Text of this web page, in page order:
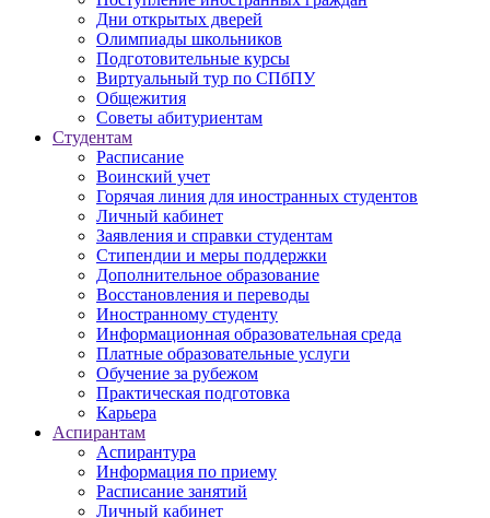
Дни открытых дверей
Олимпиады школьников
Подготовительные курсы
Виртуальный тур по СПбПУ
Общежития
Советы абитуриентам
Студентам
Расписание
Воинский учет
Горячая линия для иностранных студентов
Личный кабинет
Заявления и справки студентам
Стипендии и меры поддержки
Дополнительное образование
Восстановления и переводы
Иностранному студенту
Информационная образовательная среда
Платные образовательные услуги
Обучение за рубежом
Практическая подготовка
Карьера
Аспирантам
Аспирантура
Информация по приему
Расписание занятий
Личный кабинет